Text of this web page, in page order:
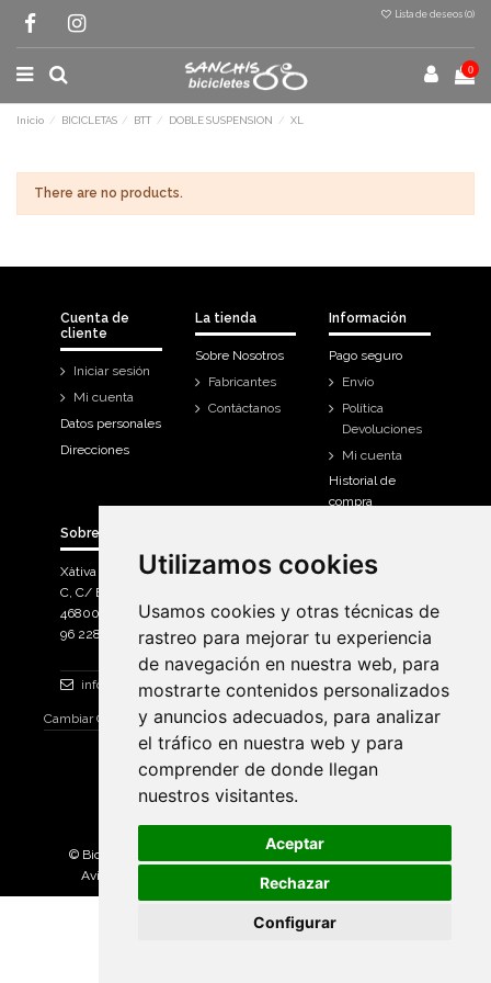
Utilizamos cookies
Usamos cookies y otras técnicas de
rastreo para mejorar tu experiencia
de navegación en nuestra web, para
mostrarte contenidos personalizados
y anuncios adecuados, para analizar
el tráfico en nuestra web y para
comprender de donde llegan
nuestros visitantes.
Aceptar
Rechazar
Configurar
Utilizamos cookies
Usamos cookies y otras técnicas de
rastreo para mejorar tu experiencia
de navegación en nuestra web, para
mostrarte contenidos personalizados
y anuncios adecuados, para analizar
el tráfico en nuestra web y para
comprender de donde llegan
nuestros visitantes.
Aceptar
Rechazar
Configurar
Lista de deseos (0)
0
Inicio BICICLETAS BTT DOBLE SUSPENSION XL
There are no products.
Cuenta de
cliente
Iniciar sesión
Mi cuenta
Datos personales
Direcciones
La tienda
Sobre Nosotros
Fabricantes
Contáctanos
Información
Pago seguro
Envío
Política
Devoluciones
Mi cuenta
Historial de
compra
Sobre Bicicletas Sanchis
Xàtiva Polígon Industrial
C, C/ Braçal del Roncador nave 10. >
46800, Xàtiva.
96 228 71 23
info@bicicletassanchis.com
Cambiar Consentimiento de Cookies
© Bicicletas Sanchis 2025. Todos los derechos reservados |
Aviso Legal
Política de privacidad |